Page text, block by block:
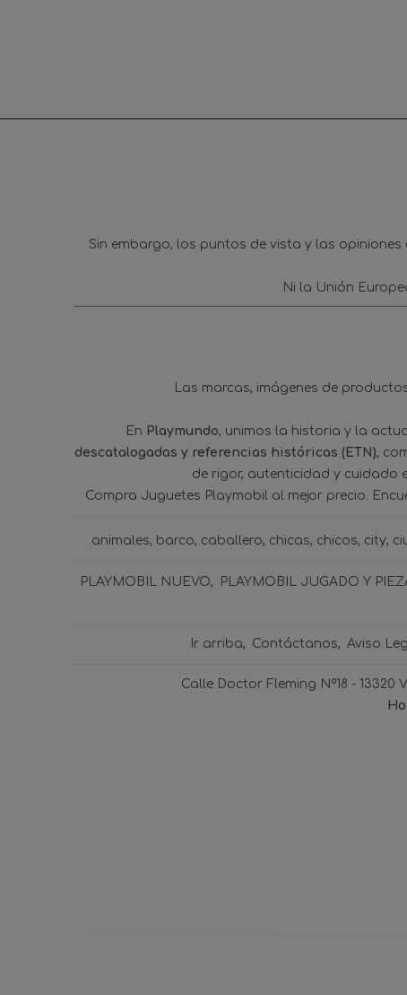
Sin embargo, los puntos de vista y las
Ni la Unión
Las marcas, imágenes de
En Playmundo, unimos la historia y la
descatalogadas y referencias históricas (ETN),
de rigor, autenticidad y cuidado
Compra Juguetes Playmobil al mejor precio.
animales barco caballero chicas chicos city
PLAYMOBIL NUEVO PLAYMOBIL JUGADO Y
Ir arriba Contáctanos Aviso
Calle Doctor Fleming Nº18 -